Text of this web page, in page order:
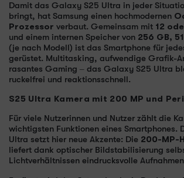
Damit das Galaxy S25 Ultra in jeder
bringt, hat Samsung einen hochmodernen
Prozessor verbaut. Gemeinsam mit 12
und einem internen Speicher von 256 GB,
(je nach Modell) ist das Smartphone für
gerüstet. Multitasking, aufwendige Grafik-
rasantes Gaming – das Galaxy S25 Ultra
ruckelfrei und reaktionsschnell.
S25 Ultra Kamera mit 200 MP und
Für viele Nutzerinnen und Nutzer zählt die
wichtigsten Funktionen eines Smartphones.
Ultra setzt hier neue Akzente: Die 200-MP-
liefert dank optischer Bildstabilisierung
Lichtverhältnissen eindrucksvolle